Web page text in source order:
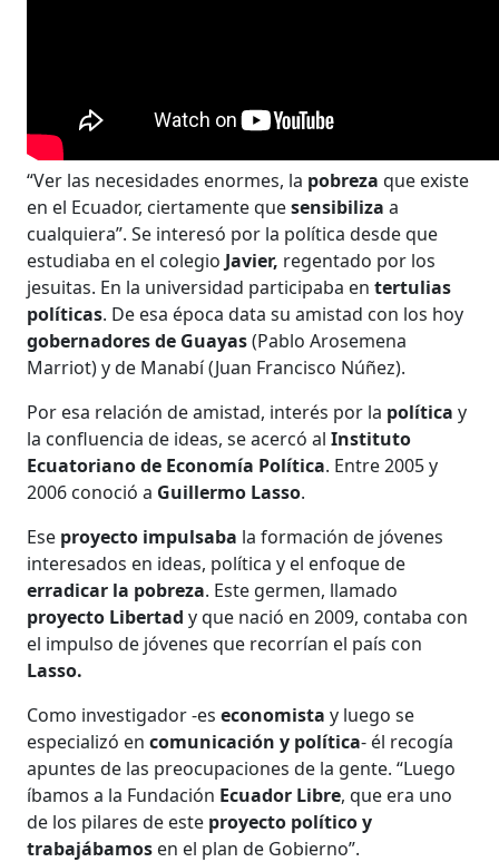
“Ver las necesidades enormes, la pobreza que existe
en el Ecuador, ciertamente quesensibilizaa
cualquiera”. Se interesó por la política desde que
estudiaba en el colegio Javier, regentado por los
jesuitas. En la universidad participaba en tertulias
políticas. De esa época data su amistad con los hoy
gobernadores de Guayas(Pablo Arosemena
Marriot) y de Manabí (Juan Francisco Núñez).
Por esa relación de amistad, interés por la política y
la confluencia de ideas, se acercó alInstituto
Ecuatoriano de Economía Política. Entre 2005 y
2006 conoció a Guillermo Lasso.
Ese proyecto impulsaba la formación de jóvenes
interesados en ideas, política y el enfoque de
erradicar la pobreza. Este germen, llamado
proyecto Libertad y que nació en 2009, contaba con
el impulso de jóvenes que recorrían el país con
Lasso.
Como investigador -eseconomistay luego se
especializó encomunicación y política- él recogía
apuntes de las preocupaciones de la gente. “Luego
íbamos a la Fundación Ecuador Libre, que era uno
de los pilares de este proyecto político y
trabajábamos en el plan de Gobierno”.